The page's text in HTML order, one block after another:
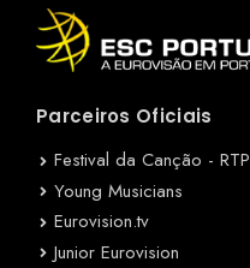
Parceiros Oficiais
Festival da Canção - RTP
Young Musicians
Eurovision.tv
Junior Eurovision